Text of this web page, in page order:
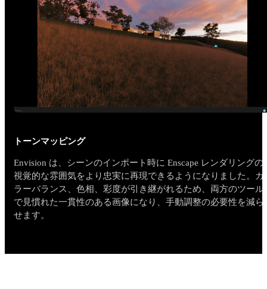
トーンマッピング
Envision は、シーンのインポート時に Enscape レンダリングの
視覚的な雰囲気をより忠実に再現できるようになりました。カ
ラーバランス、色相、彩度が引き継がれるため、両方のツール
で見慣れた一貫性のある画像になり、手動調整の必要性を減ら
せます。